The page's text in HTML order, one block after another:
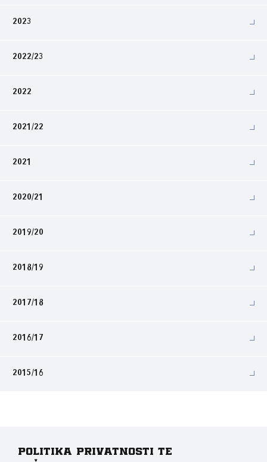
2023
2022/23
2022
2021/22
2021
2020/21
2019/20
2018/19
2017/18
2016/17
2015/16
Politika privatnosti te